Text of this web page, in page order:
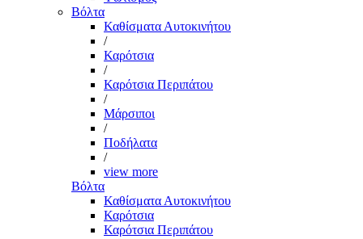
Βόλτα
Καθίσματα Αυτοκινήτου
/
Καρότσια
/
Καρότσια Περιπάτου
/
Μάρσιποι
/
Ποδήλατα
/
view more
Βόλτα
Καθίσματα Αυτοκινήτου
Καρότσια
Καρότσια Περιπάτου